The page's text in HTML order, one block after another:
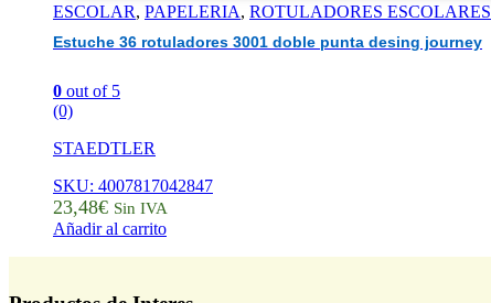
ESCOLAR, PAPELERIA, ROTULADORES ESCOLARES
Estuche 36 rotuladores 3001 doble punta desing journey
0 out of 5
(0)
STAEDTLER
SKU: 4007817042847
23,48€ Sin IVA
Añadir al carrito